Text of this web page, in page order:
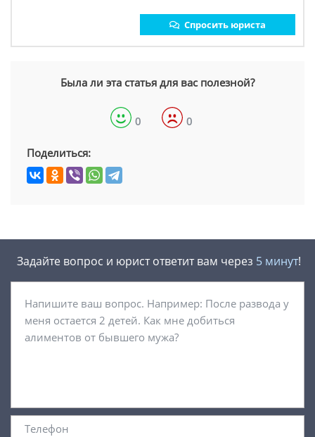
Спросить юриста
Была ли эта статья для вас полезной?
0 0
Поделиться:
Задайте вопрос и юрист ответит вам через 5 минут!